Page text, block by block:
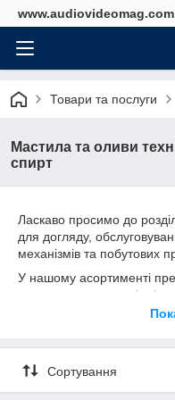
Товари та послуги
Мастила та оливи
спирт
Ласкаво просимо до
для догляду,
механізмів та побутових
У нашому асортименті
мастильних матеріалів
невеликих об'ємах,
все необхідне, щоб
тертя,
забруднень.
Сортування